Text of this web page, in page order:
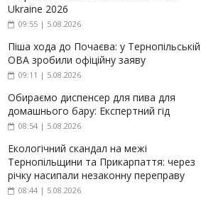
Ukraine 2026
09:55 | 5.08.2026
Піша хода до Почаєва: у Тернопільській
ОВА зробили офіційну заяву
09:11 | 5.08.2026
Обираємо диспенсер для пива для
домашнього бару: Експертний гід
08:54 | 5.08.2026
Екологічний скандал на межі
Тернопільщини та Прикарпаття: через
річку насипали незаконну переправу
08:44 | 5.08.2026